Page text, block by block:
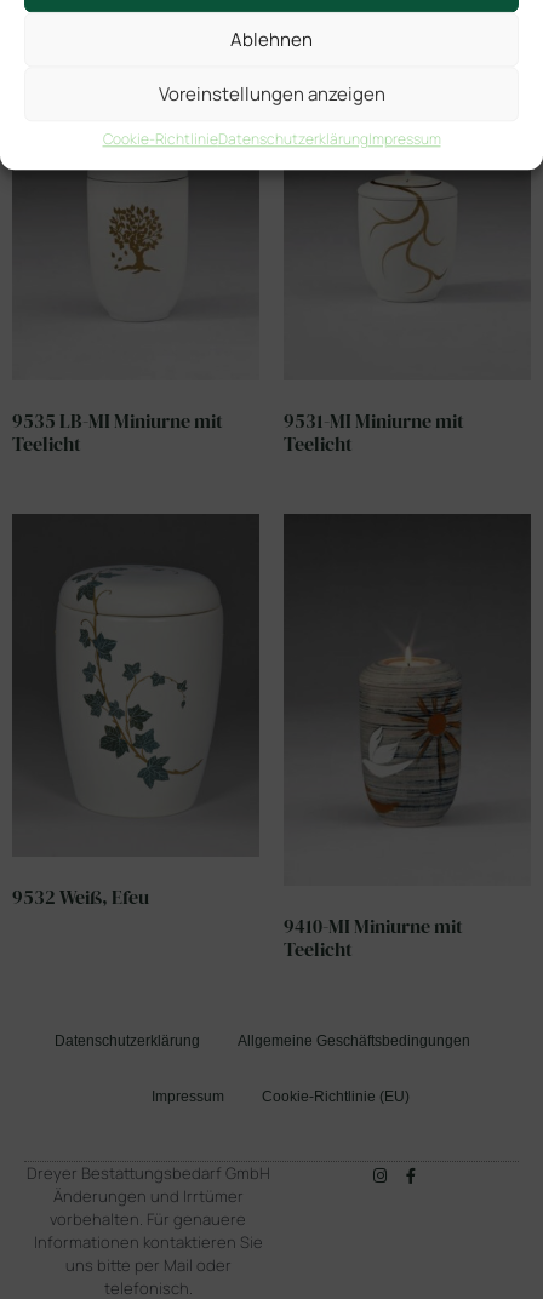
Ablehnen
Voreinstellungen anzeigen
Cookie-RichtlinieDatenschutzerklärungImpressum
9535 LB-MI Miniurne mit
Teelicht
9531-MI Miniurne mit
Teelicht
9532 Weiß, Efeu
9410-MI Miniurne mit
Teelicht
Datenschutzerklärung Allgemeine Geschäftsbedingungen
Impressum Cookie-Richtlinie (EU)
Dreyer Bestattungsbedarf GmbH
Änderungen und Irrtümer
vorbehalten. Für genauere
Informationen kontaktieren Sie
uns bitte per Mail oder
telefonisch.